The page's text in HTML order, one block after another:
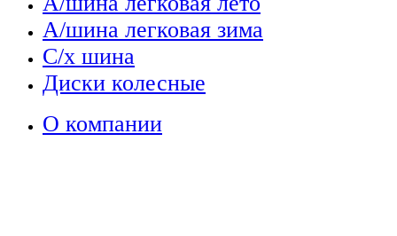
А/шина легковая зима
С/х шина
Диски колесные
О компании